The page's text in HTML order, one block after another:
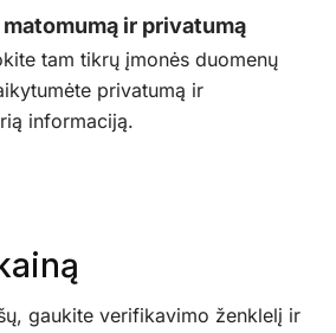
ir privatumą
tam tikrų įmonės duomenų
privatumą ir
informaciją.
gaukite verifikavimo ženklelį ir